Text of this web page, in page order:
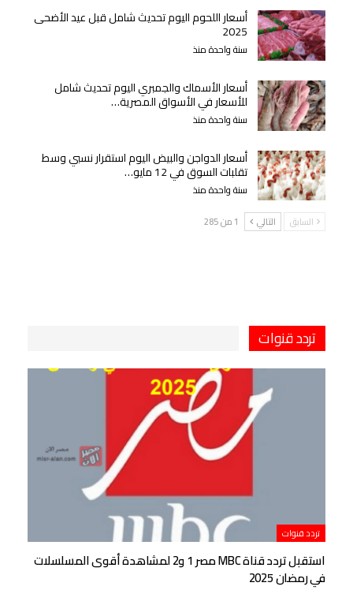
أسعار اللحوم اليوم تحديث شامل قبل عيد الأضحى
2025
سنة واحدة منذ
أسعار الأسماك والجمبري اليوم تحديث شامل
للأسعار في الأسواق المصرية…
سنة واحدة منذ
أسعار الدواجن والبيض اليوم استقرار نسبي وسط
تقلبات السوق في 12 مايو…
سنة واحدة منذ
السابق التالي 1 من 285
تردد قنوات
تردد قنوات
استقبل تردد قناة MBC مصر 1 و2 لمشاهدة أقوى المسلسلات
في رمضان 2025